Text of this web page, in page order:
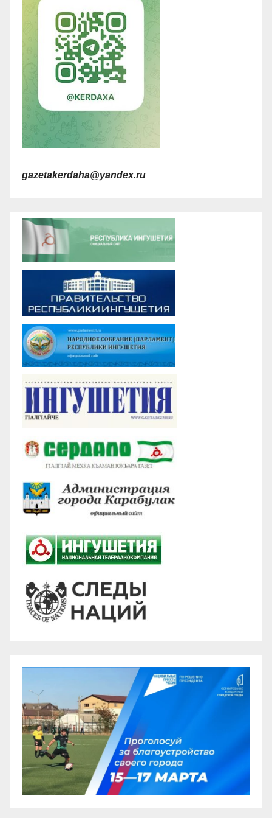
gazetakerdaha@yandex.ru